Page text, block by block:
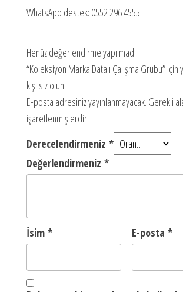
WhatsApp destek: 0552 296 4555
Henüz değerlendirme yapılmadı.
“Koleksiyon Marka Datalı Çalışma Grubu”
kişi siz olun
E-posta adresiniz yayınlanmayacak. Gerekli
işaretlenmişlerdir
Derecelendirmeniz *
Değerlendirmeniz *
İsim * E-posta *